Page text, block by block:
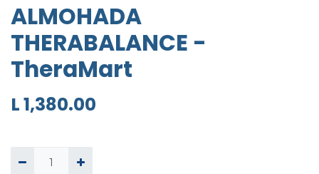
ALMOHADA
THERABALANCE -
TheraMart
L1,380.00